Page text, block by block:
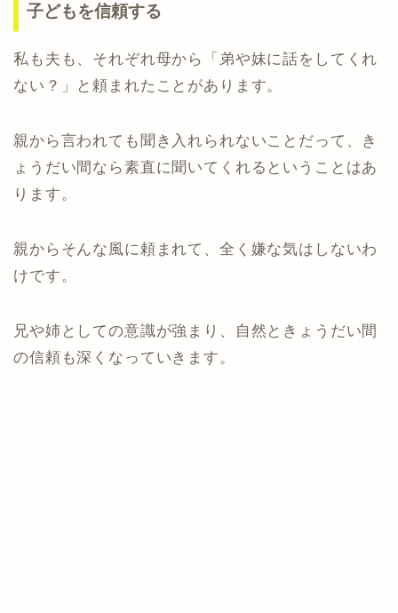
子どもを信頼する
私も夫も、それぞれ母から「弟や妹に話をしてくれ
ない？」と頼まれたことがあります。
親から言われても聞き入れられないことだって、き
ょうだい間なら素直に聞いてくれるということはあ
ります。
親からそんな風に頼まれて、全く嫌な気はしないわ
けです。
兄や姉としての意識が強まり、自然ときょうだい間
の信頼も深くなっていきます。